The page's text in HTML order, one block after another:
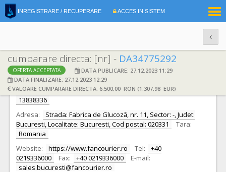
INREGISTRARE / RECUPERARE ACCES IN SISTEM
cumparare directa: [nr] - DA34775292
OFERTA ACCEPTATA
DATA PUBLICARE: 27.12.2023 11:29
DATA FINALIZARE: 27.12.2023 12:29
VALOARE CUMPARARE DIRECTA: 6.500,00 RON (1.307,98 EUR)
DATE IDENTIFICARE OFERTANT
Ofertant: S.C. FAN COURIER EXPRESS S.R.L.
CIF:
13838336
Adresa:
Strada: Fabrica de Glucoză, nr. 11, Sector: -, Judet:
Bucuresti, Localitate: Bucuresti, Cod postal: 020331
Tara:
Romania
Website:
https://www.fancourier.ro Tel:
+40
0219336000
Fax: +40 0219336000
E-mail:
sales.bucuresti@fancourier.ro